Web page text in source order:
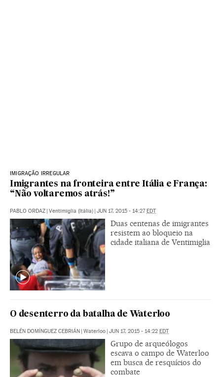
IMIGRAÇÃO IRREGULAR
Imigrantes na fronteira entre Itália e França:
“Não voltaremos atrás!”
PABLO ORDAZ | Ventimiglia (Itália) | JUN 17, 2015 - 14:27EDT
Duas centenas de imigrantes
resistem ao bloqueio na
cidade italiana de Ventimiglia
O desenterro da batalha de Waterloo
BELÉN DOMÍNGUEZ CEBRIÁN | Waterloo | JUN 17, 2015 - 14:22 EDT
Grupo de arqueólogos
escava o campo de Waterloo
em busca de resquícios do
combate